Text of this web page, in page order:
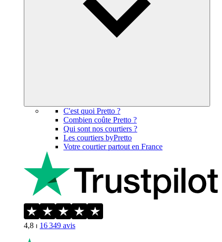
C'est quoi Pretto ?
Combien coûte Pretto ?
Qui sont nos courtiers ?
Les courtiers byPretto
Votre courtier partout en France
4,8 ⏐ 16 349 avis